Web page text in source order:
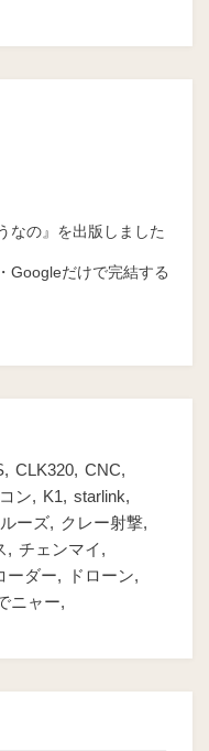
なの』を出版しました
Googleだけで完結する
CLK320 CNC
ン K1
starlink
ーズ
クレー射撃
チェンマイ
ーダー
ドローン
ニャー